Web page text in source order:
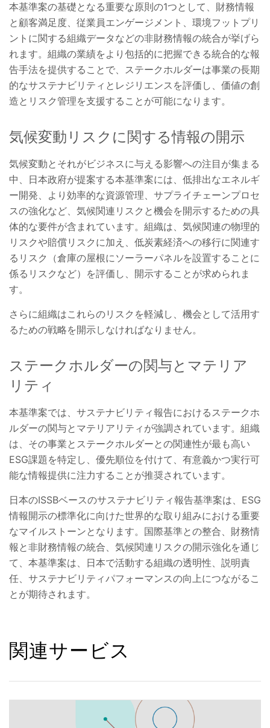
本基準案の基礎となる重要な原則の1つとして、財務情報
と顧客満足度、従業員エンゲージメント、環境フットプリ
ントに関する組織データなどの非財務情報の統合が挙げら
れます。組織の業績をより包括的に把握できる統合的な報
告手法を提供することで、ステークホルダーは事業の長期
的なサステナビリティとレジリエンスを評価し、価値の創
造とリスク管理を支援することが可能になります。
気候変動リスクに関する情報の開示
気候変動とそれがビジネスに与える影響への注目が集まる
中、日本政府が提案する本基準案には、低排出なエネルギ
ー開発、より効率的な資源管理、サプライチェーンプロセ
スの強化など、気候関連リスクと機会を開示するための具
体的な要件が含まれています。組織は、気候関連の物理的
リスクや賠償リスクに加え、低炭素経済への移行に関連す
るリスク（倉庫の屋根にソーラーパネルを設置することに
係るリスクなど）を評価し、開示することが求められま
す。
さらに組織はこれらのリスクを軽減し、機会として活用す
るための戦略を開示しなければなりません。
ステークホルダーの関与とマテリア
リティ
本基準案では、サステナビリティ報告におけるステークホ
ルダーの関与とマテリアリティが強調されています。組織
は、その事業とステークホルダーとの関連性が最も高い
ESG課題を特定し、優先順位を付けて、有意義かつ実行可
能な情報提供に注力することが推奨されています。
日本のISSBベースのサステナビリティ報告基準案は、ESG
情報開示の標準化に向けた世界的な取り組みにおける重要
なマイルストーンとなります。国際基準との整合、財務情
報と非財務情報の統合、気候関連リスクの開示強化を通じ
て、本基準案は、日本で活動する組織の透明性、説明責
任、サステナビリティパフォーマンスの向上につながるこ
とが期待されます。
関連サービス